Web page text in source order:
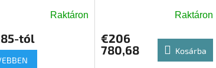
Raktáron
tól
Raktáron
€206
780,68
Kosárba